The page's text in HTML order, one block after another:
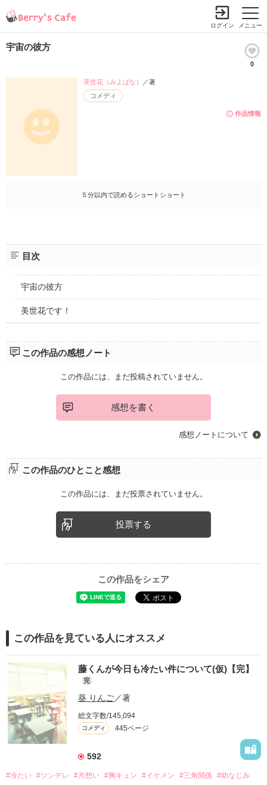
メニュー
ログイン
宇宙の彼方
0
作品情報
コメディ
美世花（みよばな） ／著
５分以内で読めるショートショート
目次
宇宙の彼方
美世花です！
この作品の感想ノート
この作品には、まだ投稿されていません。
感想を書く
感想ノートについて
この作品のひとこと感想
この作品には、まだ投票されていません。
投票する
この作品をシェア
この作品を見ている人にオススメ
藤くんが今日も冷たい件について(仮)【完】
完
葵 りんご／著
総文字数/145,094
コメディ 445ページ
592
#冷たい #ツンデレ #片想い #胸キュン #イケメン #三角関係 #幼なじみ